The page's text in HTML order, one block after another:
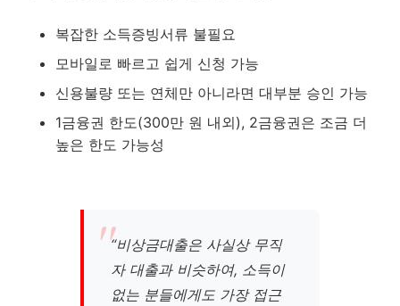
복잡한 소득증빙서류 불필요
모바일로 빠르고 쉽게 신청 가능
신용불량 또는 연체만 아니라면 대부분 승인 가능
1금융권 한도(300만 원 내외), 2금융권은 조금 더
높은 한도 가능성
“비상금대출은 사실상 무직
자 대출과 비슷하여, 소득이
없는 분들에게도 가장 접근